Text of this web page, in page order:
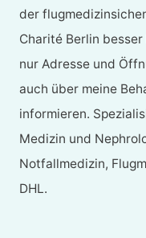
der
Charité Berlin
nur Adresse und
auch über meine
informieren.
Medizin und
Notfallmedizin,
DHL.